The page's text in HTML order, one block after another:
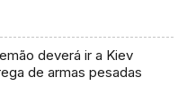
deverá ir a Kiev
de armas pesadas